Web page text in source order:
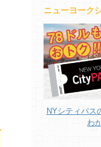
ニューヨーク
NYシティパス
わ